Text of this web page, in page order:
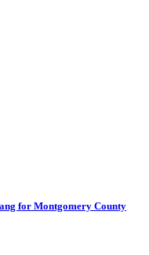
for Montgomery County